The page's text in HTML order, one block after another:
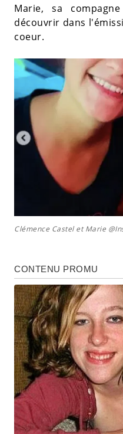
Marie, sa
découvrir dans
coeur.
Clémence Castel et Marie